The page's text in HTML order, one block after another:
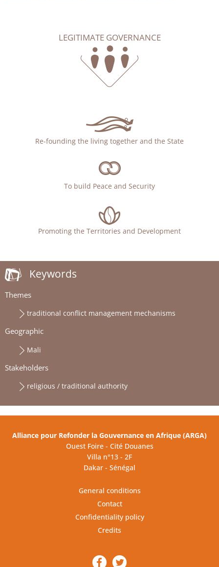
LEGITIMATE GOVERNANCE
Re-founding the living together and the State
To build Peace and Security
Promoting the Territories and Development
Keywords
Themes
traditional conflict management mechanisms
Geographic
Mali
Stakeholders
religious / traditional authority
Alliance pour Refonder la Gouvernance en Afrique (ARGA)
Ouest Foire - Cité Douanes
Villa n°13 - 2F
Dakar - Sénégal
General conditions
Contact
Confidentiality policy
Credits